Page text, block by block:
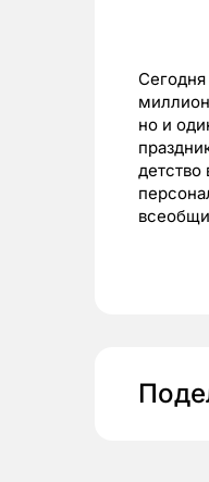
но и
детство